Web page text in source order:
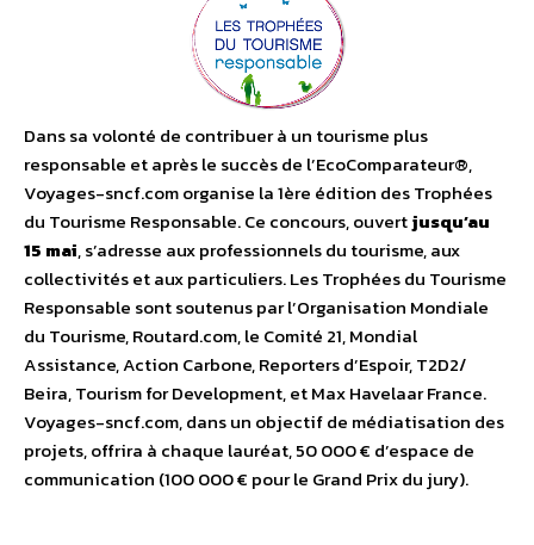
Dans sa volonté de contribuer à un tourisme plus
responsable et après le succès de l’EcoComparateur®,
Voyages-sncf.com organise la 1ère édition des Trophées
du Tourisme Responsable. Ce concours, ouvertjusqu’au
15 mai, s’adresse aux professionnels du tourisme, aux
collectivités et aux particuliers. Les Trophées du Tourisme
Responsable sont soutenus par l’Organisation Mondiale
du Tourisme, Routard.com, le Comité 21, Mondial
Assistance, Action Carbone, Reporters d’Espoir, T2D2/
Beira, Tourism for Development, et Max Havelaar France.
Voyages-sncf.com, dans un objectif de médiatisation des
projets, offrira à chaque lauréat, 50 000 € d’espace de
communication (100 000 € pour le Grand Prix du jury).